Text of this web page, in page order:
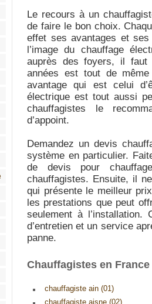
Le recours à un
de faire le bon choix.
effet ses avantages et
l’image du chauffage
auprès des foyers, il
années est tout de
avantage qui est celui
électrique est tout aussi
chauffagistes le
d’appoint.
Demandez un devis
système en particulier.
de devis pour
chauffagistes. Ensuite, il
qui présente le meilleur
les prestations que peut
seulement à
d’entretien et un service
panne.
Chauffagistes en
chauffagiste ain (01)
chauffagiste aisne (02)